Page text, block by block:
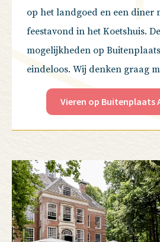
op het landgoed en een diner
feestavond in het Koetshuis.
mogelijkheden op
eindeloos. Wij denken graag
Vieren op Buitenplaats